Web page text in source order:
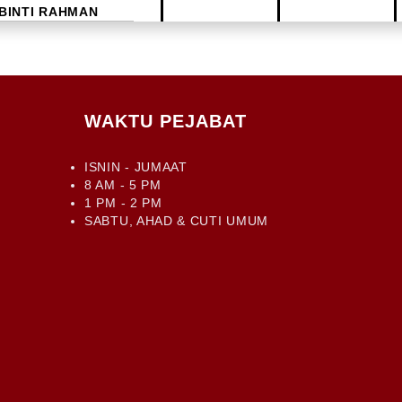
RAHMAN
WAKTU PEJABAT
ISNIN - JUMAAT
8 AM - 5 PM
1 PM - 2 PM
SABTU, AHAD & CUTI UMUM